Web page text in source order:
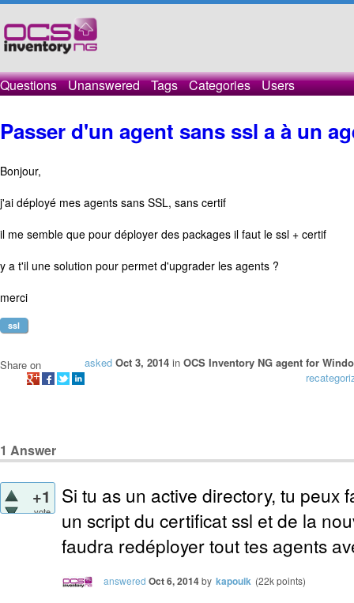
Questions Unanswered Tags Categories Users
Passer d'un agent sans ssl a à un
Bonjour,
j'ai déployé mes agents sans SSL, sans certif
il me semble que pour déployer des packages il faut le ssl + certif
y a t'il une solution pour permet d'upgrader les agents ?
merci
ssl
asked Oct 3, 2014 in OCS Inventory NG agent for
Share on
1 Answer
+1
vote
Si tu as un active directory, tu peux
un script du certificat ssl et de la
faudra redéployer tout tes agents
answered Oct 6, 2014by kapouik (22kpoints)